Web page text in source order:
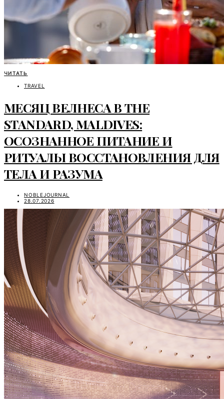
ЧИТАТЬ
TRAVEL
МЕСЯЦ ВЕЛНЕСА В THE
STANDARD, MALDIVES:
ОСОЗНАННОЕ ПИТАНИЕ И
РИТУАЛЫ ВОССТАНОВЛЕНИЯ ДЛЯ
ТЕЛА И РАЗУМА
NOBLEJOURNAL
28.07.2026